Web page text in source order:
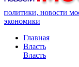
политики, новости
экономики
Главная
Власть
Власть